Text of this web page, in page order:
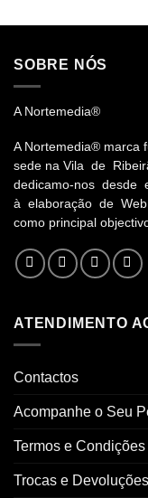
SOBRE NÓS
A Nortemedia®
A Nortemedia® marca
sede na Vila de
dedicamo-nos desde
à elaboração de
como principal
ATENDIMENTO
Contactos
Acompanhe o Seu
Termos e Condições
Trocas e Devoluções